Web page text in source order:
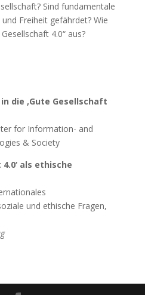
Sind fundamentale
Freiheit gefährdet? Wie
4.0“ aus?
die ‚Gute Gesellschaft
for Information- and
& Society
als ethische
und ethische Fragen,